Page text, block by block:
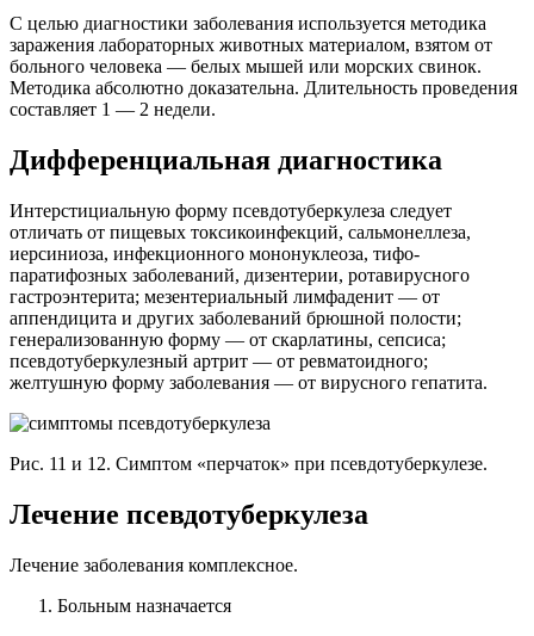
С целью диагностики заболевания используется методика
заражения лабораторных животных материалом, взятом от
больного человека — белых мышей или морских свинок.
Методика абсолютно доказательна. Длительность проведения
составляет 1 — 2 недели.
Дифференциальная диагностика
Интерстициальную форму псевдотуберкулеза следует
отличать от пищевых токсикоинфекций, сальмонеллеза,
иерсиниоза, инфекционного мононуклеоза, тифо-
паратифозных заболеваний, дизентерии, ротавирусного
гастроэнтерита; мезентериальный лимфаденит — от
аппендицита и других заболеваний брюшной полости;
генерализованную форму — от скарлатины, сепсиса;
псевдотуберкулезный артрит — от ревматоидного;
желтушную форму заболевания — от вирусного гепатита.
Рис. 11 и 12. Симптом «перчаток» при псевдотуберкулезе.
Лечение псевдотуберкулеза
Лечение заболевания комплексное.
Больным назначается